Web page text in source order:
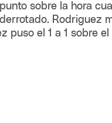
sobre la hora
Rodriguez
puso el 1 a 1 sobre el